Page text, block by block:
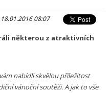
08:07
některou z atraktivních
nabídli skvělou příležitost
vánoční soutěži. A jak to vše